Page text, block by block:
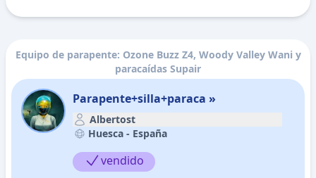
Equipo de parapente: Ozone Buzz Z4, Woody Valley Wani y
paracaídas Supair
Parapente+silla+paraca »
Albertost
Huesca - España
vendido